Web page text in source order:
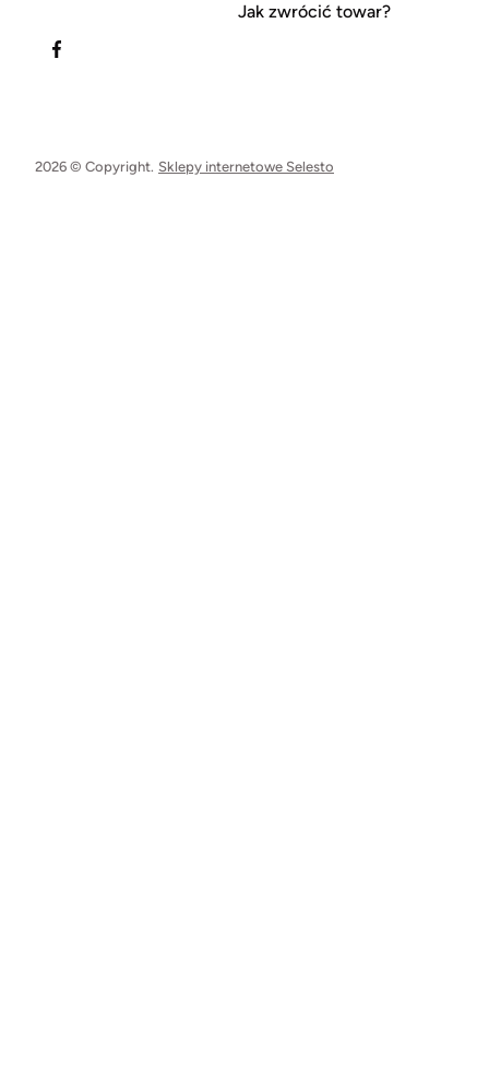
Jak zwrócić towar?
2026 © Copyright. Sklepy internetowe Selesto